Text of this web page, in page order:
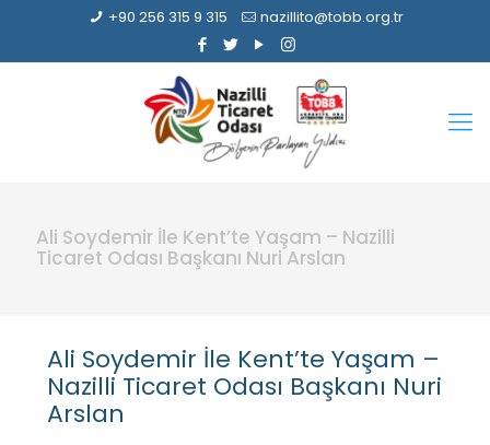
+90 256 315 9 315 nazillito@tobb.org.tr
Ali Soydemir İle Kent’te Yaşam – Nazilli
Ticaret Odası Başkanı Nuri Arslan
Ali Soydemir İle Kent’te Yaşam –
Nazilli Ticaret Odası Başkanı Nuri
Arslan